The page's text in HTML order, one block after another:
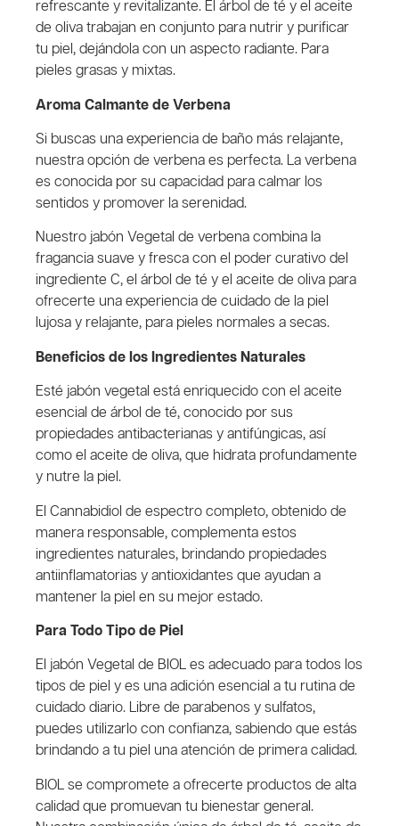
refrescante y revitalizante. El árbol de té y el aceite
de oliva trabajan en conjunto para nutrir y purificar
tu piel, dejándola con un aspecto radiante. Para
pieles grasas y mixtas.
Aroma Calmante de Verbena
Si buscas una experiencia de baño más relajante,
nuestra opción de verbena es perfecta. La verbena
es conocida por su capacidad para calmar los
sentidos y promover la serenidad.
Nuestro jabón Vegetal de verbena combina la
fragancia suave y fresca con el poder curativo del
ingrediente C, el árbol de té y el aceite de oliva para
ofrecerte una experiencia de cuidado de la piel
lujosa y relajante, para pieles normales a secas.
Beneficios de los Ingredientes Naturales
Esté jabón vegetal está enriquecido con el aceite
esencial de árbol de té, conocido por sus
propiedades antibacterianas y antifúngicas, así
como el aceite de oliva, que hidrata profundamente
y nutre la piel.
El Cannabidiol de espectro completo, obtenido de
manera responsable, complementa estos
ingredientes naturales, brindando propiedades
antiinflamatorias y antioxidantes que ayudan a
mantener la piel en su mejor estado.
Para Todo Tipo de Piel
El jabón Vegetal de BIOL es adecuado para todos los
tipos de piel y es una adición esencial a tu rutina de
cuidado diario. Libre de parabenos y sulfatos,
puedes utilizarlo con confianza, sabiendo que estás
brindando a tu piel una atención de primera calidad.
BIOL se compromete a ofrecerte productos de alta
calidad que promuevan tu bienestar general.